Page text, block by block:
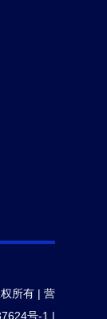
所有 | 营
号-1 |